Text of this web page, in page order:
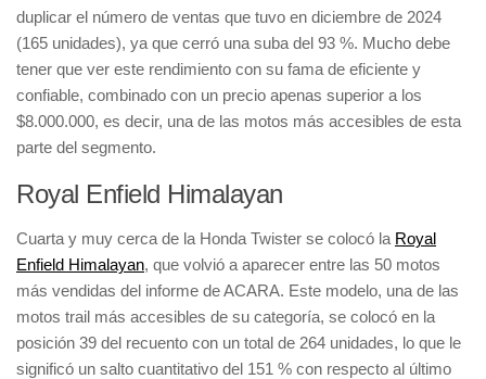
duplicar el número de ventas que tuvo en diciembre de 2024
(165 unidades), ya que cerró una suba del 93 %. Mucho debe
tener que ver este rendimiento con su fama de eficiente y
confiable, combinado con un precio apenas superior a los
$8.000.000, es decir, una de las motos más accesibles de esta
parte del segmento.
Royal Enfield Himalayan
Cuarta y muy cerca de la Honda Twister se colocó la Royal
Enfield Himalayan, que volvió a aparecer entre las 50 motos
más vendidas del informe deACARA. Este modelo, una de las
motos trail más accesibles de su categoría, se colocó en la
posición 39 del recuento con un total de 264 unidades, lo que le
significó un salto cuantitativo del 151 % con respecto al último